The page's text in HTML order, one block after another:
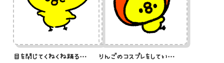
目を閉じてくねくね踊るひよこのGIFアニメ りんごのコスプレをしているひよこのイラスト